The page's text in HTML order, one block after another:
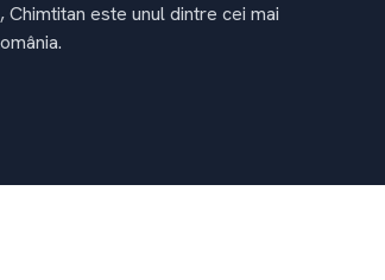
este unul dintre cei mai